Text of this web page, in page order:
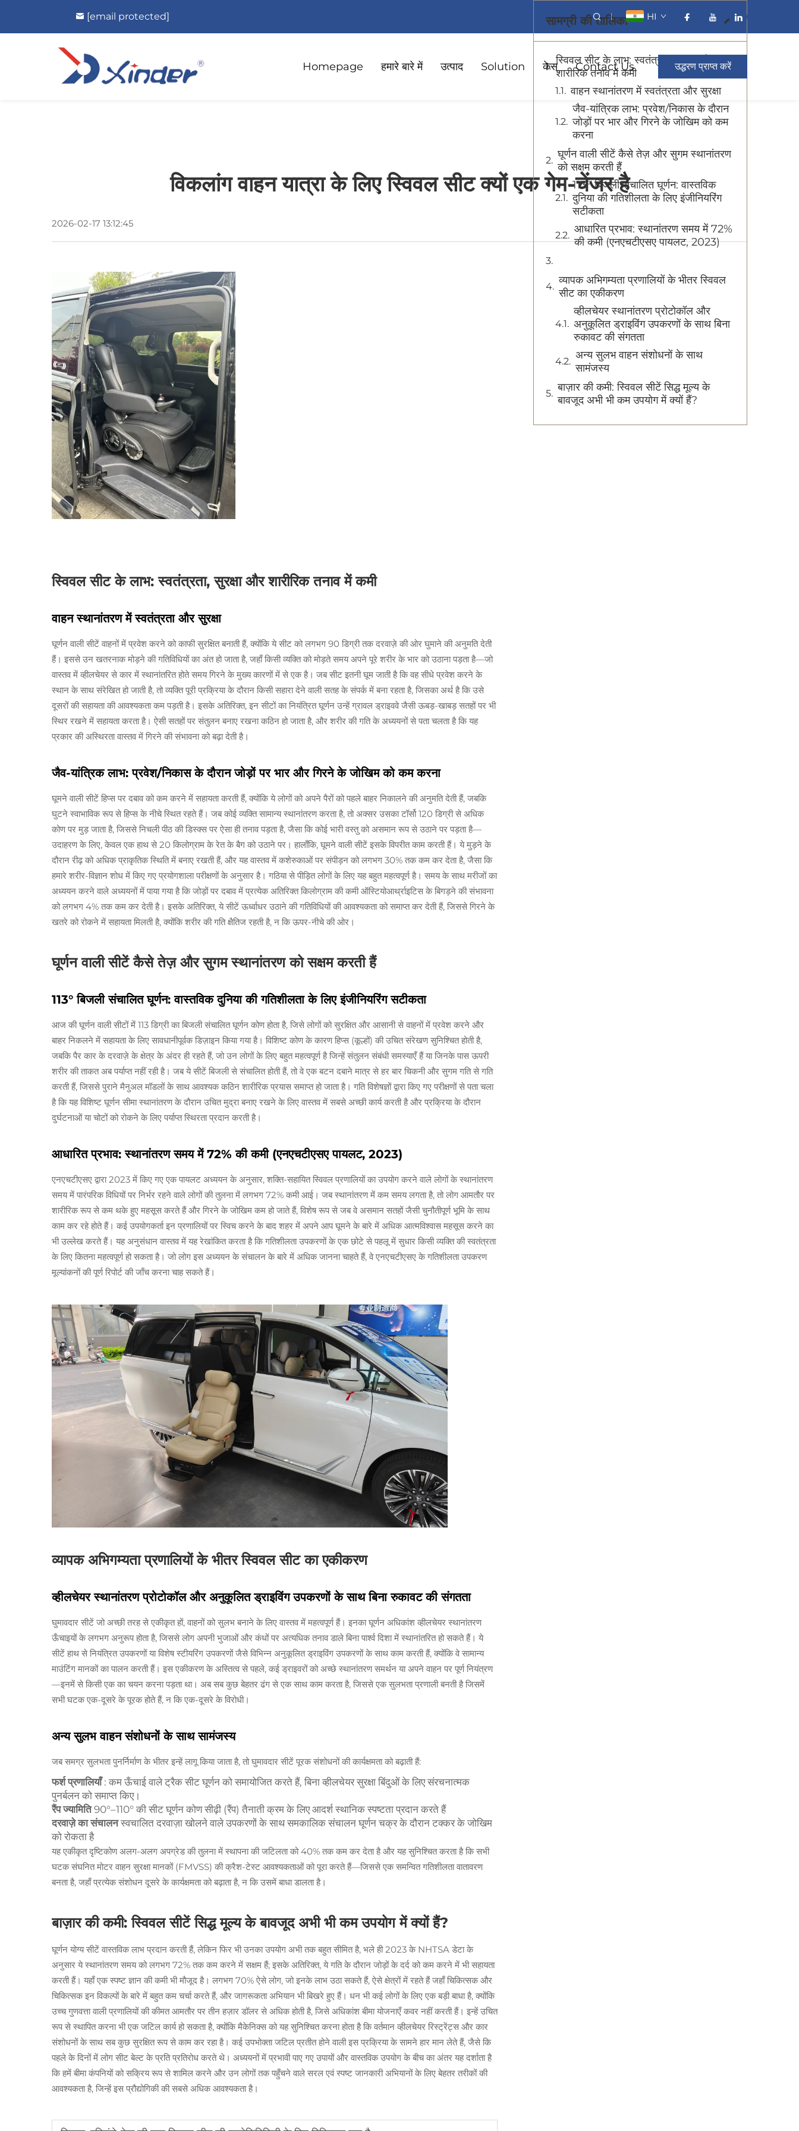
[email protected] HI
Homepage हमारे बारे में उत्पाद Solution केस Contact Us उद्धरण प्राप्त करें
विकलांग वाहन यात्रा के लिए स्विवल सीट क्यों एक गेम-चेंजर है
2026-02-17 13:12:45
स्विवल सीट के लाभ: स्वतंत्रता, सुरक्षा और शारीरिक तनाव में कमी
वाहन स्थानांतरण में स्वतंत्रता और सुरक्षा
घूर्णन वाली सीटें वाहनों में प्रवेश करने को काफी सुरक्षित बनाती हैं, क्योंकि ये सीट को लगभग 90 डिग्री तक दरवाज़े की ओर घुमाने की अनुमति देती
हैं। इससे उन खतरनाक मोड़ने की गतिविधियों का अंत हो जाता है, जहाँ किसी व्यक्ति को मोड़ते समय अपने पूरे शरीर के भार को उठाना पड़ता है—जो
वास्तव में व्हीलचेयर से कार में स्थानांतरित होते समय गिरने के मुख्य कारणों में से एक है। जब सीट इतनी घूम जाती है कि वह सीधे प्रवेश करने के
स्थान के साथ संरेखित हो जाती है, तो व्यक्ति पूरी प्रक्रिया के दौरान किसी सहारा देने वाली सतह के संपर्क में बना रहता है, जिसका अर्थ है कि उसे
दूसरों की सहायता की आवश्यकता कम पड़ती है। इसके अतिरिक्त, इन सीटों का नियंत्रित घूर्णन उन्हें ग्रावल ड्राइववे जैसी ऊबड़-खाबड़ सतहों पर भी
स्थिर रखने में सहायता करता है। ऐसी सतहों पर संतुलन बनाए रखना कठिन हो जाता है, और शरीर की गति के अध्ययनों से पता चलता है कि यह
प्रकार की अस्थिरता वास्तव में गिरने की संभावना को बढ़ा देती है।
जैव-यांत्रिक लाभ: प्रवेश/निकास के दौरान जोड़ों पर भार और गिरने के जोखिम को कम करना
घूमने वाली सीटें हिप्स पर दबाव को कम करने में सहायता करती हैं, क्योंकि ये लोगों को अपने पैरों को पहले बाहर निकालने की अनुमति देती हैं, जबकि
घुटने स्वाभाविक रूप से हिप्स के नीचे स्थित रहते हैं। जब कोई व्यक्ति सामान्य स्थानांतरण करता है, तो अक्सर उसका टॉर्सो 120 डिग्री से अधिक
कोण पर मुड़ जाता है, जिससे निचली पीठ की डिस्क्स पर ऐसा ही तनाव पड़ता है, जैसा कि कोई भारी वस्तु को असमान रूप से उठाने पर पड़ता है—
उदाहरण के लिए, केवल एक हाथ से 20 किलोग्राम के रेत के बैग को उठाने पर। हालाँकि, घूमने वाली सीटें इसके विपरीत काम करती हैं। ये मुड़ने के
दौरान रीढ़ को अधिक प्राकृतिक स्थिति में बनाए रखती हैं, और यह वास्तव में कशेरुकाओं पर संपीड़न को लगभग 30% तक कम कर देता है, जैसा कि
हमारे शरीर-विज्ञान शोध में किए गए प्रयोगशाला परीक्षणों के अनुसार है। गठिया से पीड़ित लोगों के लिए यह बहुत महत्वपूर्ण है। समय के साथ मरीजों का
अध्ययन करने वाले अध्ययनों में पाया गया है कि जोड़ों पर दबाव में प्रत्येक अतिरिक्त किलोग्राम की कमी ऑस्टियोआर्थ्राइटिस के बिगड़ने की संभावना
को लगभग 4% तक कम कर देती है। इसके अतिरिक्त, ये सीटें ऊर्ध्वाधर उठाने की गतिविधियों की आवश्यकता को समाप्त कर देती हैं, जिससे गिरने के
खतरे को रोकने में सहायता मिलती है, क्योंकि शरीर की गति क्षैतिज रहती है, न कि ऊपर-नीचे की ओर।
घूर्णन वाली सीटें कैसे तेज़ और सुगम स्थानांतरण को सक्षम करती हैं
113° बिजली संचालित घूर्णन: वास्तविक दुनिया की गतिशीलता के लिए इंजीनियरिंग सटीकता
आज की घूर्णन वाली सीटों में 113 डिग्री का बिजली संचालित घूर्णन कोण होता है, जिसे लोगों को सुरक्षित और आसानी से वाहनों में प्रवेश करने और
बाहर निकलने में सहायता के लिए सावधानीपूर्वक डिज़ाइन किया गया है। विशिष्ट कोण के कारण हिप्स (कूल्हों) की उचित संरेखण सुनिश्चित होती है,
जबकि पैर कार के दरवाज़े के क्षेत्र के अंदर ही रहते हैं, जो उन लोगों के लिए बहुत महत्वपूर्ण है जिन्हें संतुलन संबंधी समस्याएँ हैं या जिनके पास ऊपरी
शरीर की ताकत अब पर्याप्त नहीं रही है। जब ये सीटें बिजली से संचालित होती हैं, तो वे एक बटन दबाने मात्र से हर बार चिकनी और सुगम गति से गति
करती हैं, जिससे पुराने मैनुअल मॉडलों के साथ आवश्यक कठिन शारीरिक प्रयास समाप्त हो जाता है। गति विशेषज्ञों द्वारा किए गए परीक्षणों से पता चला
है कि यह विशिष्ट घूर्णन सीमा स्थानांतरण के दौरान उचित मुद्रा बनाए रखने के लिए वास्तव में सबसे अच्छी कार्य करती है और प्रक्रिया के दौरान
दुर्घटनाओं या चोटों को रोकने के लिए पर्याप्त स्थिरता प्रदान करती है।
आधारित प्रभाव: स्थानांतरण समय में 72% की कमी (एनएचटीएसए पायलट, 2023)
एनएचटीएसए द्वारा 2023 में किए गए एक पायलट अध्ययन के अनुसार, शक्ति-सहायित स्विवल प्रणालियों का उपयोग करने वाले लोगों के स्थानांतरण
समय में पारंपरिक विधियों पर निर्भर रहने वाले लोगों की तुलना में लगभग 72% कमी आई। जब स्थानांतरण में कम समय लगता है, तो लोग आमतौर पर
शारीरिक रूप से कम थके हुए महसूस करते हैं और गिरने के जोखिम कम हो जाते हैं, विशेष रूप से जब वे असमान सतहों जैसी चुनौतीपूर्ण भूमि के साथ
काम कर रहे होते हैं। कई उपयोगकर्ता इन प्रणालियों पर स्विच करने के बाद शहर में अपने आप घूमने के बारे में अधिक आत्मविश्वास महसूस करने का
भी उल्लेख करते हैं। यह अनुसंधान वास्तव में यह रेखांकित करता है कि गतिशीलता उपकरणों के एक छोटे से पहलू में सुधार किसी व्यक्ति की स्वतंत्रता
के लिए कितना महत्वपूर्ण हो सकता है। जो लोग इस अध्ययन के संचालन के बारे में अधिक जानना चाहते हैं, वे एनएचटीएसए के गतिशीलता उपकरण
मूल्यांकनों की पूर्ण रिपोर्ट की जाँच करना चाह सकते हैं।
व्यापक अभिगम्यता प्रणालियों के भीतर स्विवल सीट का एकीकरण
व्हीलचेयर स्थानांतरण प्रोटोकॉल और अनुकूलित ड्राइविंग उपकरणों के साथ बिना रुकावट की संगतता
घुमावदार सीटें जो अच्छी तरह से एकीकृत हों, वाहनों को सुलभ बनाने के लिए वास्तव में महत्वपूर्ण हैं। इनका घूर्णन अधिकांश व्हीलचेयर स्थानांतरण
ऊँचाइयों के लगभग अनुरूप होता है, जिससे लोग अपनी भुजाओं और कंधों पर अत्यधिक तनाव डाले बिना पार्श्व दिशा में स्थानांतरित हो सकते हैं। ये
सीटें हाथ से नियंत्रित उपकरणों या विशेष स्टीयरिंग उपकरणों जैसे विभिन्न अनुकूलित ड्राइविंग उपकरणों के साथ काम करती हैं, क्योंकि वे सामान्य
माउंटिंग मानकों का पालन करती हैं। इस एकीकरण के अस्तित्व से पहले, कई ड्राइवरों को अच्छे स्थानांतरण समर्थन या अपने वाहन पर पूर्ण नियंत्रण
—इनमें से किसी एक का चयन करना पड़ता था। अब सब कुछ बेहतर ढंग से एक साथ काम करता है, जिससे एक सुलभता प्रणाली बनती है जिसमें
सभी घटक एक-दूसरे के पूरक होते हैं, न कि एक-दूसरे के विरोधी।
अन्य सुलभ वाहन संशोधनों के साथ सामंजस्य
जब समग्र सुलभता पुनर्निर्माण के भीतर इन्हें लागू किया जाता है, तो घुमावदार सीटें पूरक संशोधनों की कार्यक्षमता को बढ़ाती हैं:
फर्श प्रणालियाँ: कम ऊँचाई वाले ट्रैक सीट घूर्णन को समायोजित करते हैं, बिना व्हीलचेयर सुरक्षा बिंदुओं के लिए संरचनात्मक
पुनर्बलन को समाप्त किए।
रैंप ज्यामिति90°–110° की सीट घूर्णन कोण सीढ़ी (रैंप) तैनाती क्रम के लिए आदर्श स्थानिक स्पष्टता प्रदान करते हैं
दरवाज़े का संचालनस्वचालित दरवाज़ा खोलने वाले उपकरणों के साथ समकालिक संचालन घूर्णन चक्र के दौरान टक्कर के जोखिम
को रोकता है
यह एकीकृत दृष्टिकोण अलग-अलग अपग्रेड की तुलना में स्थापना की जटिलता को 40% तक कम कर देता है और यह सुनिश्चित करता है कि सभी
घटक संघनित मोटर वाहन सुरक्षा मानकों (FMVSS) की क्रैश-टेस्ट आवश्यकताओं को पूरा करते हैं—जिससे एक समन्वित गतिशीलता वातावरण
बनता है, जहाँ प्रत्येक संशोधन दूसरे के कार्यक्षमता को बढ़ाता है, न कि उसमें बाधा डालता है।
बाज़ार की कमी: स्विवल सीटें सिद्ध मूल्य के बावजूद अभी भी कम उपयोग में क्यों हैं?
घूर्णन योग्य सीटें वास्तविक लाभ प्रदान करती हैं, लेकिन फिर भी उनका उपयोग अभी तक बहुत सीमित है, भले ही 2023 के NHTSA डेटा के
अनुसार ये स्थानांतरण समय को लगभग 72% तक कम करने में सक्षम हैं; इसके अतिरिक्त, ये गति के दौरान जोड़ों के दर्द को कम करने में भी सहायता
करती हैं। यहाँ एक स्पष्ट ज्ञान की कमी भी मौजूद है। लगभग 70% ऐसे लोग, जो इनके लाभ उठा सकते हैं, ऐसे क्षेत्रों में रहते हैं जहाँ चिकित्सक और
चिकित्सक इन विकल्पों के बारे में बहुत कम चर्चा करते हैं, और जागरूकता अभियान भी बिखरे हुए हैं। धन भी कई लोगों के लिए एक बड़ी बाधा है, क्योंकि
उच्च गुणवत्ता वाली प्रणालियों की कीमत आमतौर पर तीन हज़ार डॉलर से अधिक होती है, जिसे अधिकांश बीमा योजनाएँ कवर नहीं करती हैं। इन्हें उचित
रूप से स्थापित करना भी एक जटिल कार्य हो सकता है, क्योंकि मैकेनिक्स को यह सुनिश्चित करना होता है कि वर्तमान व्हीलचेयर रिस्ट्रेंट्स और कार
संशोधनों के साथ सब कुछ सुरक्षित रूप से काम कर रहा है। कई उपभोक्ता जटिल प्रतीत होने वाली इस प्रक्रिया के सामने हार मान लेते हैं, जैसे कि
पहले के दिनों में लोग सीट बेल्ट के प्रति प्रतिरोध करते थे। अध्ययनों में प्रभावी पाए गए उपायों और वास्तविक उपयोग के बीच का अंतर यह दर्शाता है
कि हमें बीमा कंपनियों को सक्रिय रूप से शामिल करने और उन लोगों तक पहुँचने वाले सरल एवं स्पष्ट जानकारी अभियानों के लिए बेहतर तरीकों की
आवश्यकता है, जिन्हें इस प्रौद्योगिकी की सबसे अधिक आवश्यकता है।
सामग्री की तालिका
स्विवल सीट के लाभ: स्वतंत्रता, सुरक्षा और
शारीरिक तनाव में कमी
वाहन स्थानांतरण में स्वतंत्रता और सुरक्षा
जैव-यांत्रिक लाभ: प्रवेश/निकास के दौरान
जोड़ों पर भार और गिरने के जोखिम को कम
करना
घूर्णन वाली सीटें कैसे तेज़ और सुगम स्थानांतरण
को सक्षम करती हैं
113° बिजली संचालित घूर्णन: वास्तविक
दुनिया की गतिशीलता के लिए इंजीनियरिंग
सटीकता
आधारित प्रभाव: स्थानांतरण समय में 72%
की कमी (एनएचटीएसए पायलट, 2023)
व्यापक अभिगम्यता प्रणालियों के भीतर स्विवल
सीट का एकीकरण
व्हीलचेयर स्थानांतरण प्रोटोकॉल और
अनुकूलित ड्राइविंग उपकरणों के साथ बिना
रुकावट की संगतता
अन्य सुलभ वाहन संशोधनों के साथ
सामंजस्य
बाज़ार की कमी: स्विवल सीटें सिद्ध मूल्य के
बावजूद अभी भी कम उपयोग में क्यों हैं?